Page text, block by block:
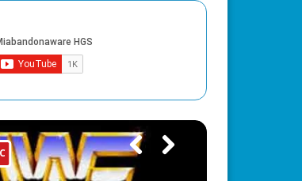
JUEGOS PC
Previ